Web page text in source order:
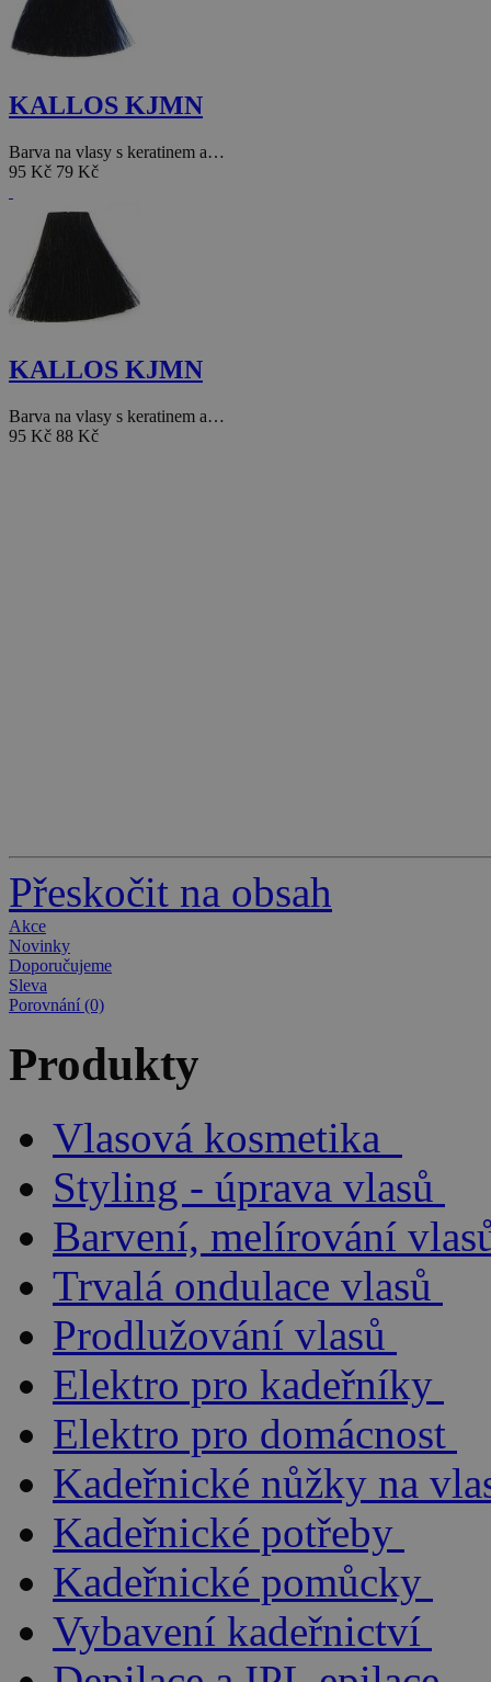
KALLOS KJMN
Barva na vlasy s keratinem a…
95 Kč 79 Kč
KALLOS KJMN
Barva na vlasy s keratinem a…
95 Kč 88 Kč
Přeskočit na obsah
Akce
Novinky
Doporučujeme
Sleva
Porovnání (0)
Produkty
Vlasová kosmetika
Styling - úprava vlasů
Barvení, melírování
Trvalá ondulace vlasů
Prodlužování vlasů
Elektro pro kadeřníky
Elektro pro domácnost
Kadeřnické nůžky na
Kadeřnické potřeby
Kadeřnické pomůcky
Vybavení kadeřnictví